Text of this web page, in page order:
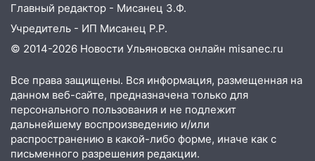
Главный редактор - Мисанец З.Ф.
Учредитель - ИП Мисанец Р.Р.
© 2014-2026 Новости Ульяновска онлайн misanec.ru
Все права защищены. Вся информация, размещенная на
данном веб-сайте, предназначена только для
персонального пользования и не подлежит
дальнейшему воспроизведению и/или
распространению в какой-либо форме, иначе как с
письменного разрешения редакции.